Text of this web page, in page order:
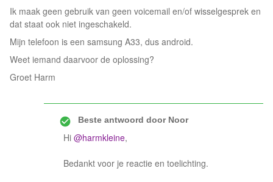
Ik maak geen gebruik van geen voicemail en/of wisselgesprek en
dat staat ook niet ingeschakeld.
Mijn telefoon is een samsung A33, dus android.
Weet iemand daarvoor de oplossing?
Groet Harm
Beste antwoord doorNoor
Hi @harmkleine,
Bedankt voor je reactie en toelichting.